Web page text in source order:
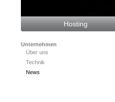
Hosting
Unternehmen
Über uns
Technik
News